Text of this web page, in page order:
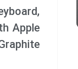
Apple